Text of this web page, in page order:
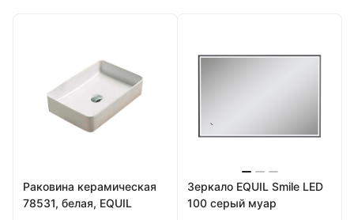
Раковина керамическая
78531, белая, EQUIL
Зеркало EQUIL Smile LED
100 серый муар